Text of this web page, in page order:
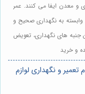
و معدن ایفا می کنند. عمر
به نگهداری صحیح و
های نگهداری، تعویض
و خرید
و نگهداری لوازم